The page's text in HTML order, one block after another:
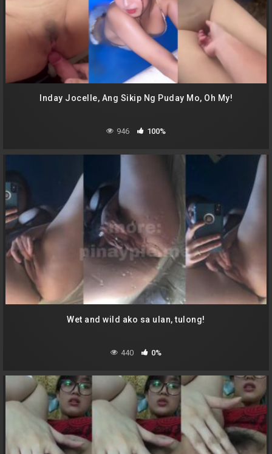
Inday Jocelle, Ang Sikip Ng Puday Mo, Oh My!
946 100%
Wet and wild ako sa ulan, tulong!
440 0%